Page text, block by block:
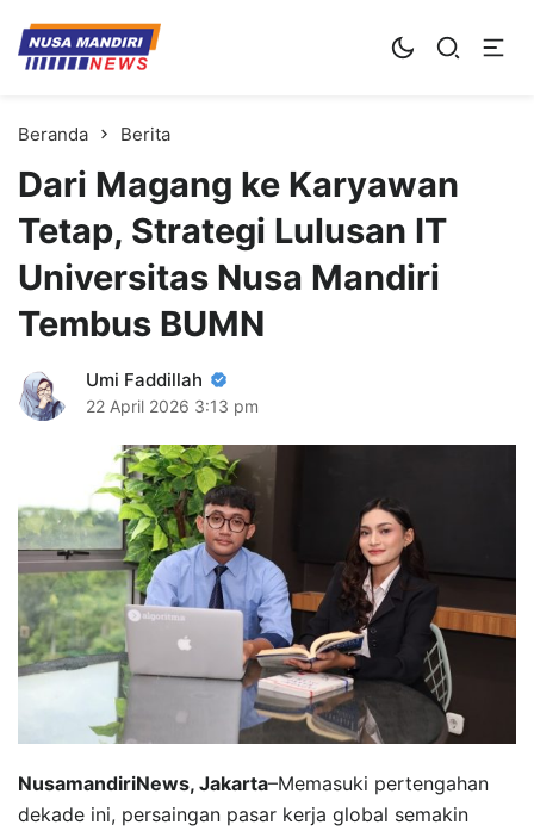
Kampus Digital Bisnis
Universitas Nusa Mandiri
Beranda Berita
Dari Magang ke Karyawan
Tetap, Strategi Lulusan IT
Universitas Nusa Mandiri
Tembus BUMN
Umi Faddillah
22 April 2026 3:13 pm
NusamandiriNews, Jakarta–Memasuki pertengahan
dekade ini, persaingan pasar kerja global semakin